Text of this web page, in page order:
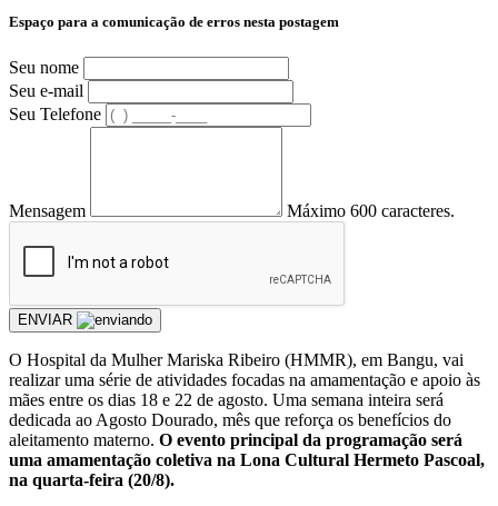
Espaço para a comunicação de erros nesta postagem
Seu nome
Seu e-mail
Seu Telefone
Mensagem Máximo 600 caracteres.
ENVIAR
O Hospital da Mulher Mariska Ribeiro (HMMR), em Bangu, vai
realizar uma série de atividades focadas na amamentação e apoio às
mães entre os dias 18 e 22 de agosto. Uma semana inteira será
dedicada ao Agosto Dourado, mês que reforça os benefícios do
aleitamento materno. O evento principal da programação será
uma amamentação coletiva na Lona Cultural Hermeto Pascoal,
na quarta-feira (20/8).